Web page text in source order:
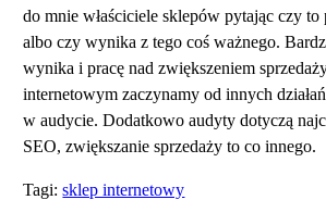
do mnie właściciele sklepów pytając czy to
albo czy wynika z tego coś ważnego.
wynika i pracę nad zwiększeniem
internetowym zaczynamy od innych
w audycie. Dodatkowo audyty dotyczą
SEO, zwiększanie sprzedaży to co innego.
Tagi:sklep internetowy